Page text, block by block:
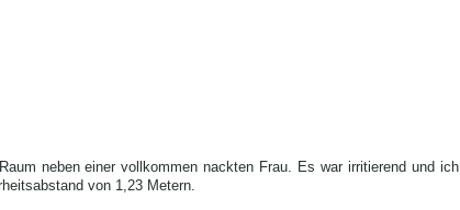
neben einer vollkommen nackten Frau. Es war irritierend und ich
von 1,23 Metern.